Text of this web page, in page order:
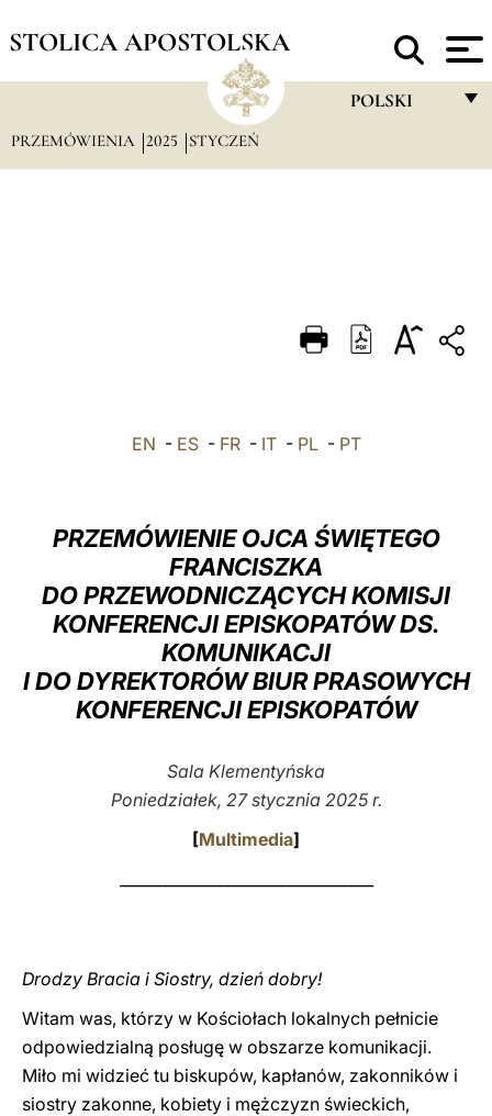
STOLICA APOSTOLSKA
POLSKI
DEUTSCH
العربيّة
LATINE
PRZEMÓWIENIA 2025 STYCZEŃ
EN - ES- FR- IT- PL- PT
PRZEMÓWIENIE OJCA ŚWIĘTEGO
FRANCISZKA
DO PRZEWODNICZĄCYCH KOMISJI
KONFERENCJI EPISKOPATÓW DS.
KOMUNIKACJI
I DO DYREKTORÓW BIUR PRASOWYCH
KONFERENCJI EPISKOPATÓW
Sala Klementyńska
Poniedziałek, 27 stycznia 2025 r.
[Multimedia]
Drodzy Bracia i Siostry, dzień dobry!
Witam was, którzy w Kościołach lokalnych pełnicie
odpowiedzialną posługę w obszarze komunikacji.
Miło mi widzieć tu biskupów, kapłanów, zakonników i
siostry zakonne, kobiety i mężczyzn świeckich,